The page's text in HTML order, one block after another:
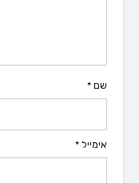
שם *
אימייל *